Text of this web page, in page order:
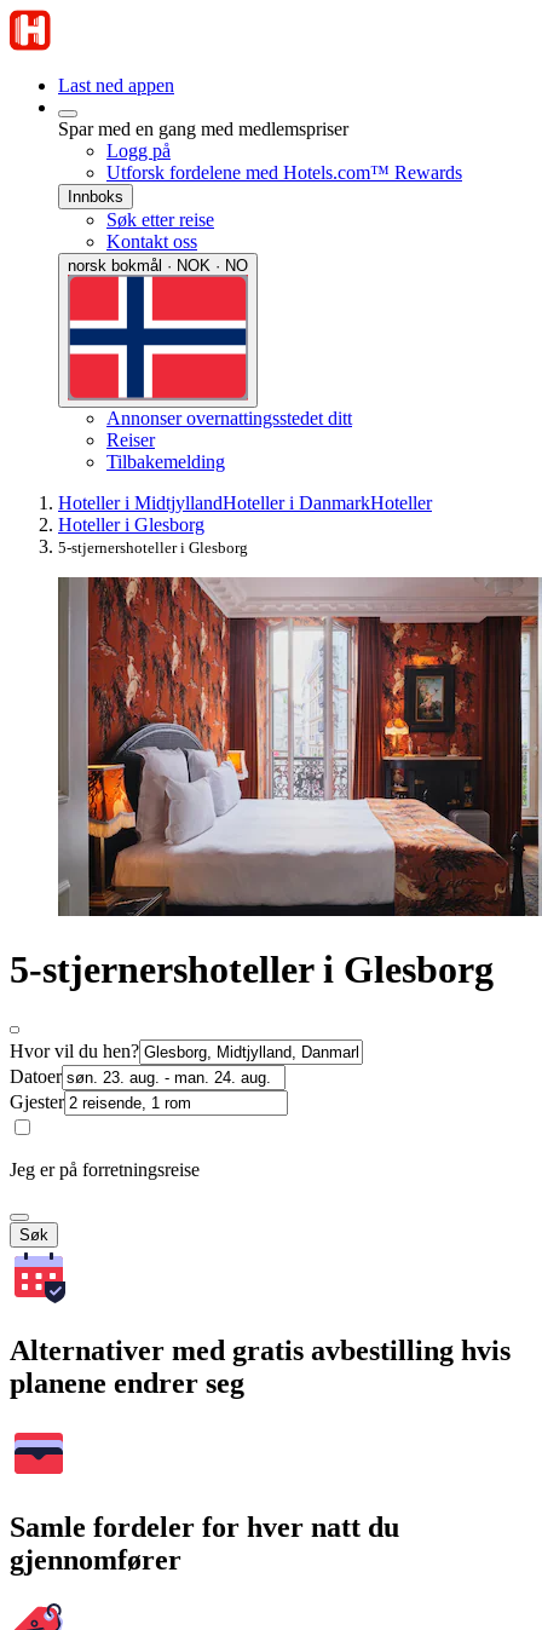
Last ned appen
Spar med en gang med medlemspriser
Logg på
Utforsk fordelene med Hotels.com™ Rewards
Innboks
Søk etter reise
Kontakt oss
norsk bokmål · NOK · NO
Annonser overnattingsstedet ditt
Reiser
Tilbakemelding
Hoteller i MidtjyllandHoteller i DanmarkHoteller
Hoteller i Glesborg
5-stjernershoteller i Glesborg
5-stjernershoteller i Glesborg
Hvor vil du hen?
Datoer
Gjester
Jeg er på forretningsreise
Søk
Alternativer med gratis avbestilling hvis
planene endrer seg
Samle fordeler for hver natt du
gjennomfører